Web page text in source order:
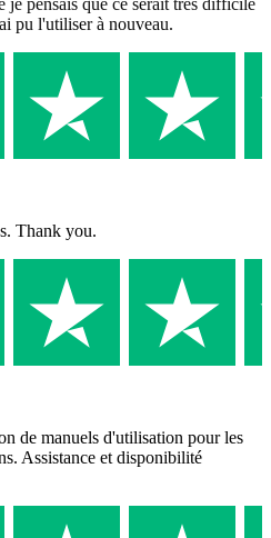
je pensais que ce serait très difficile
pu l'utiliser à nouveau.
Thank you.
de manuels d'utilisation pour les
Assistance et disponibilité